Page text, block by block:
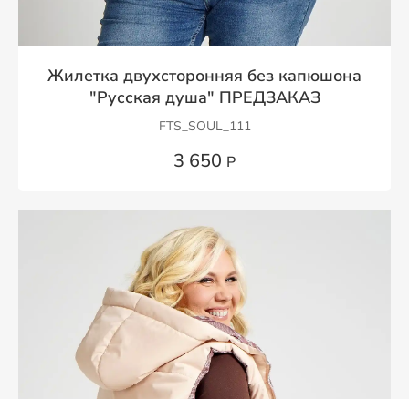
Жилетка двухсторонняя без капюшона
"Русская душа" ПРЕДЗАКАЗ
FTS_SOUL_111
3 650 Р